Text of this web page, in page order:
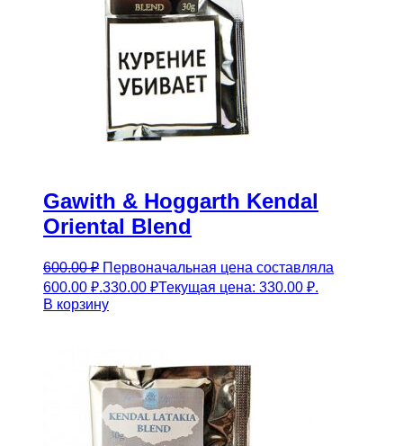
Gawith & Hoggarth Kendal
Oriental Blend
600.00₽ Первоначальная цена составляла
600.00 ₽.330.00 ₽Текущая цена: 330.00 ₽.
В корзину